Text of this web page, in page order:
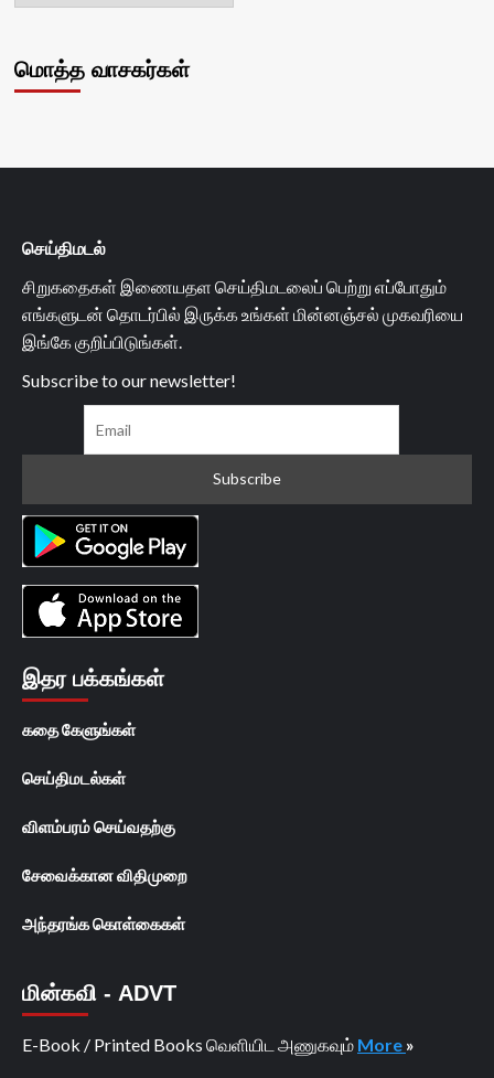
மொத்த வாசகர்கள்
செய்திமடல்
சிறுகதைகள் இணையதள செய்திமடலைப் பெற்று எப்போதும்
எங்களுடன் தொடர்பில் இருக்க உங்கள் மின்னஞ்சல் முகவரியை
இங்கே குறிப்பிடுங்கள்.
Subscribe to our newsletter!
இதர பக்கங்கள்
கதை கேளுங்கள்
செய்திமடல்கள்
விளம்பரம் செய்வதற்கு
சேவைக்கான விதிமுறை
அந்தரங்க கொள்கைகள்
மின்கவி - ADVT
E-Book / Printed Books வெளியிட அணுகவும் More »